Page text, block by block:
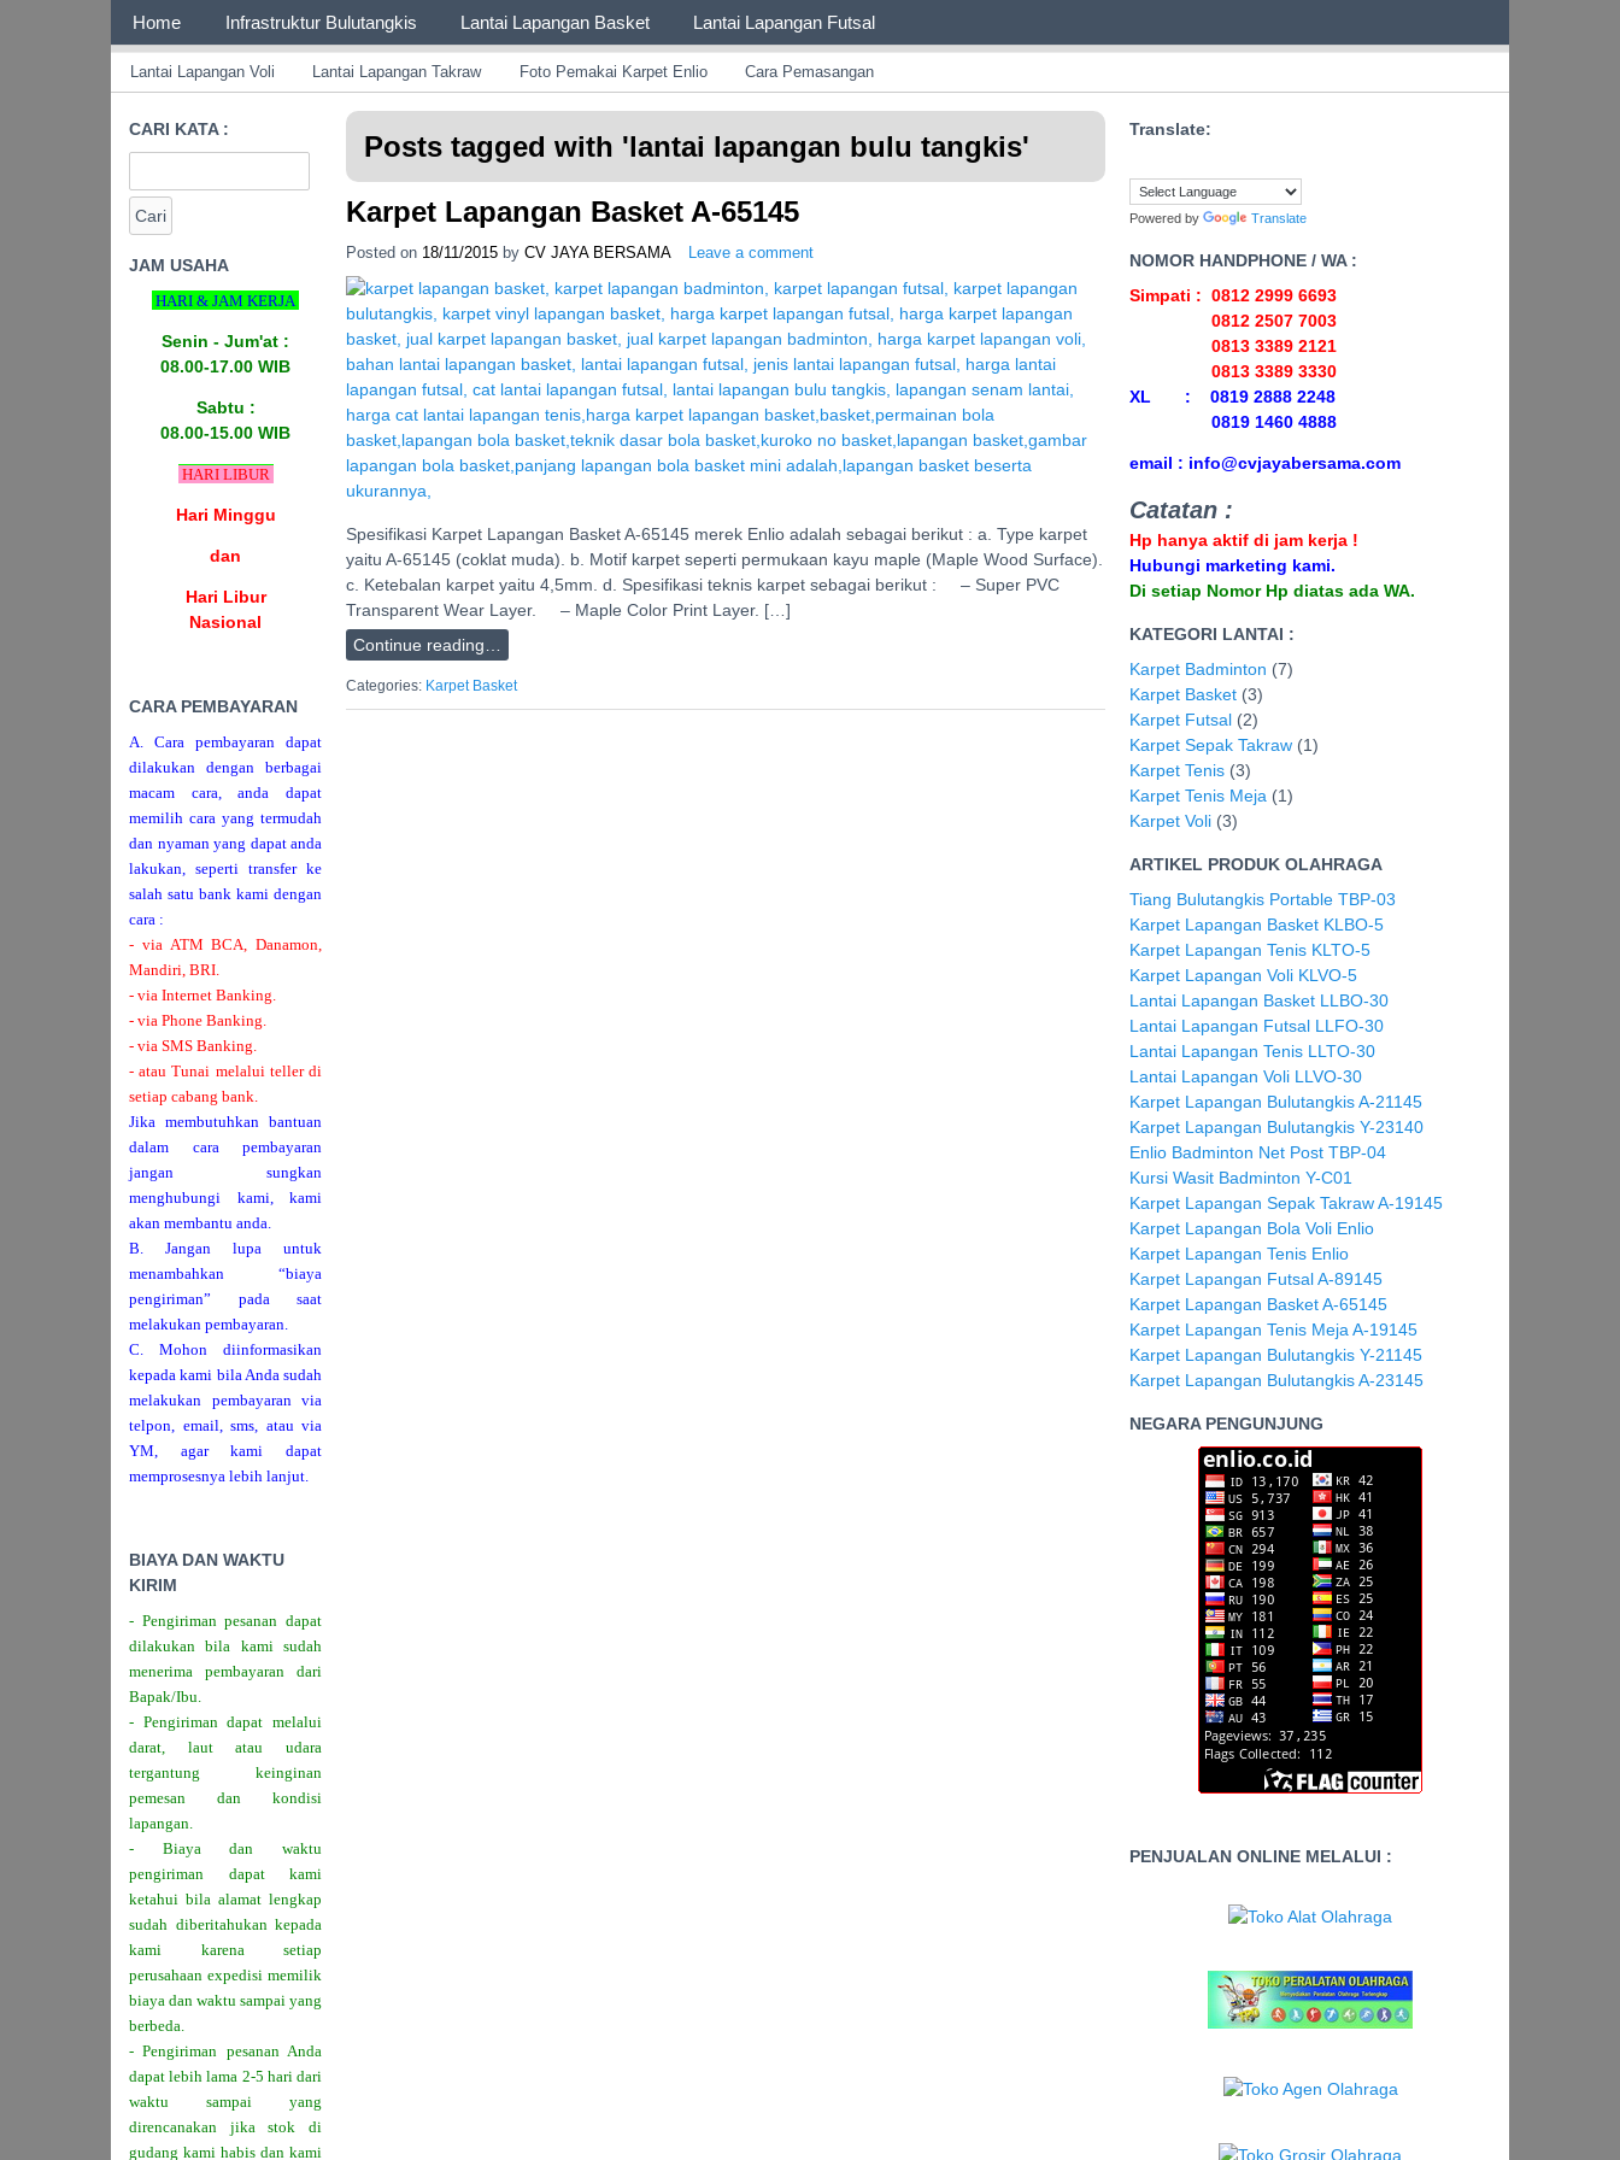
Home Infrastruktur Bulutangkis Lantai Lapangan Basket Lantai Lapangan Futsal
ENLIO INDONESIA
Menyediakan Karpet Lapangan Olahraga Yang Lengkap
Page 2
Lantai Lapangan Voli Lantai Lapangan Takraw Foto Pemakai Karpet Enlio Cara Pemasangan
Posts tagged with 'lantai lapangan bulu tangkis'
Karpet Lapangan Basket A-65145
Posted on 18/11/2015 by CV JAYA BERSAMA Leave a comment
Spesifikasi Karpet Lapangan Basket A-65145 merek Enlio adalah sebagai berikut : a. Type karpet
yaitu A-65145 (coklat muda). b. Motif karpet seperti permukaan kayu maple (Maple Wood Surface).
c. Ketebalan karpet yaitu 4,5mm. d. Spesifikasi teknis karpet sebagai berikut : – Super PVC
Transparent Wear Layer. – Maple Color Print Layer. […]
Continue reading…
Categories: Karpet Basket
CARI KATA :
JAM USAHA
HARI & JAM KERJA
Senin - Jum'at :
08.00-17.00 WIB
Sabtu :
08.00-15.00 WIB
HARI LIBUR
Hari Minggu
dan
Hari Libur
Nasional
CARA PEMBAYARAN
A. Cara pembayaran dapat
dilakukan dengan berbagai
macam cara, anda dapat
memilih cara yang termudah
dan nyaman yang dapat anda
lakukan, seperti transfer ke
salah satu bank kami dengan
cara :
- via ATM BCA, Danamon,
Mandiri, BRI.
- via Internet Banking.
- via Phone Banking.
- via SMS Banking.
- atau Tunai melalui teller di
setiap cabang bank.
Jika membutuhkan bantuan
dalam cara pembayaran
jangan sungkan
menghubungi kami, kami
akan membantu anda.
B. Jangan lupa untuk
menambahkan “biaya
pengiriman” pada saat
melakukan pembayaran.
C. Mohon diinformasikan
kepada kami bila Anda sudah
melakukan pembayaran via
telpon, email, sms, atau via
YM, agar kami dapat
memprosesnya lebih lanjut.
BIAYA DAN WAKTU
KIRIM
- Pengiriman pesanan dapat
dilakukan bila kami sudah
menerima pembayaran dari
Bapak/Ibu.
- Pengiriman dapat melalui
darat, laut atau udara
tergantung keinginan
pemesan dan kondisi
lapangan.
- Biaya dan waktu
pengiriman dapat kami
ketahui bila alamat lengkap
sudah diberitahukan kepada
kami karena setiap
perusahaan expedisi memilik
biaya dan waktu sampai yang
berbeda.
- Pengiriman pesanan Anda
dapat lebih lama 2-5 hari dari
waktu sampai yang
direncanakan jika stok di
gudang kami habis dan kami
Translate:
Powered by Translate
NOMOR HANDPHONE / WA :
Simpati : 0812 2999 6693
0812 2507 7003
0813 3389 2121
0813 3389 3330
XL : 0819 2888 2248
0819 1460 4888
email : info@cvjayabersama.com
Catatan :
Hp hanya aktif di jam kerja !
Hubungi marketing kami.
Di setiap Nomor Hp diatas ada WA.
KATEGORI LANTAI :
Karpet Badminton (7)
Karpet Basket (3)
Karpet Futsal (2)
Karpet Sepak Takraw (1)
Karpet Tenis (3)
Karpet Tenis Meja (1)
Karpet Voli (3)
ARTIKEL PRODUK OLAHRAGA
Tiang Bulutangkis Portable TBP-03
Karpet Lapangan Basket KLBO-5
Karpet Lapangan Tenis KLTO-5
Karpet Lapangan Voli KLVO-5
Lantai Lapangan Basket LLBO-30
Lantai Lapangan Futsal LLFO-30
Lantai Lapangan Tenis LLTO-30
Lantai Lapangan Voli LLVO-30
Karpet Lapangan Bulutangkis A-21145
Karpet Lapangan Bulutangkis Y-23140
Enlio Badminton Net Post TBP-04
Kursi Wasit Badminton Y-C01
Karpet Lapangan Sepak Takraw A-19145
Karpet Lapangan Bola Voli Enlio
Karpet Lapangan Tenis Enlio
Karpet Lapangan Futsal A-89145
Karpet Lapangan Basket A-65145
Karpet Lapangan Tenis Meja A-19145
Karpet Lapangan Bulutangkis Y-21145
Karpet Lapangan Bulutangkis A-23145
NEGARA PENGUNJUNG
PENJUALAN ONLINE MELALUI :